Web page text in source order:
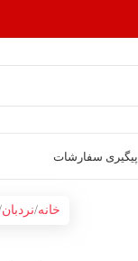
پیگیری سفارشات
خانه نردبان